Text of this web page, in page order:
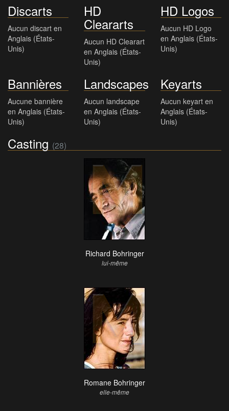
Discarts
Aucun discart en
Anglais (États-
Unis)
HD
Cleararts
Aucun HD Clearart
en Anglais (États-
Unis)
HD Logos
Aucun HD Logo
en Anglais (États-
Unis)
Bannières
Aucune bannière
en Anglais (États-
Unis)
Landscapes
Aucun landscape
en Anglais (États-
Unis)
Keyarts
Aucun keyart en
Anglais (États-
Unis)
Casting (28)
Richard Bohringer
lui-même
Romane Bohringer
elle-même